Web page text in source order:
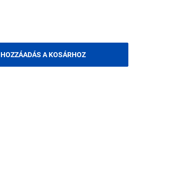
HOZZÁADÁS A KOSÁRHOZ